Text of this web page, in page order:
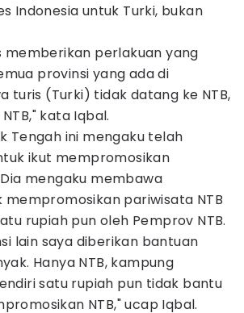
Indonesia untuk Turki, bukan
memberikan perlakuan yang
provinsi yang ada di
turis (Turki) tidak datang ke NTB,
kata Iqbal.
Tengah ini mengaku telah
ikut mempromosikan
mengaku membawa
pariwisata NTB
rupiah pun oleh Pemprov NTB.
lain saya diberikan bantuan
Hanya NTB, kampung
satu rupiah pun tidak bantu
NTB," ucap Iqbal.